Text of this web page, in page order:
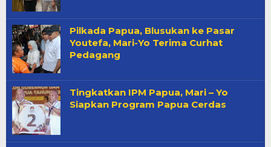
Pilkada Papua, Blusukan ke Pasar
Youtefa, Mari-Yo Terima Curhat
Pedagang
Tingkatkan IPM Papua, Mari – Yo
Siapkan Program Papua Cerdas